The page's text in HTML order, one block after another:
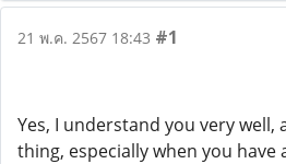
21 พ.ค. 2567 18:43 #1
Yes, I understand you very
thing, especially when you have